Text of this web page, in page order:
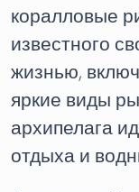
коралловые
известного
жизнью,
яркие виды
архипелага
отдыха и